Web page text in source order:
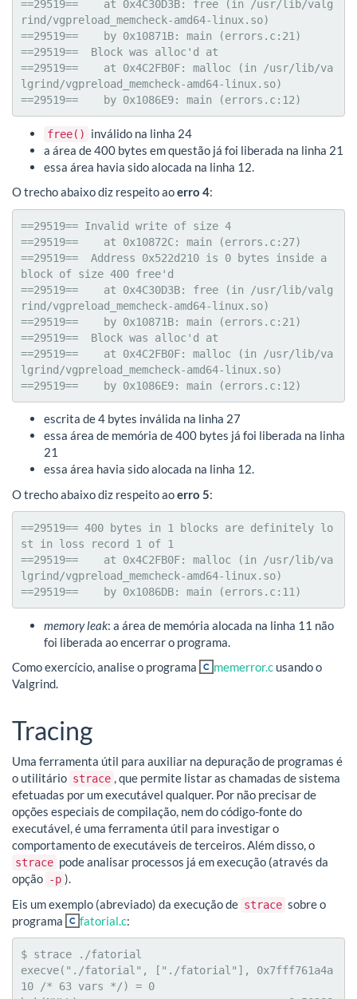
==29519==    at 0x4C30D3B: free (in /usr/lib/valg
rind/vgpreload_memcheck-amd64-linux.so)
==29519==    by 0x10871B: main (errors.c:21)
==29519==  Block was alloc'd at
==29519==    at 0x4C2FB0F: malloc (in /usr/lib/va
lgrind/vgpreload_memcheck-amd64-linux.so)
==29519==    by 0x1086E9: main (errors.c:12)
free()
inválido na linha 24
a área de 400 bytes em questão já foi liberada na linha 21
essa área havia sido alocada na linha 12.
O trecho abaixo diz respeito aoerro 4:
==29519== Invalid write of size 4
==29519==    at 0x10872C: main (errors.c:27)
==29519==  Address 0x522d210 is 0 bytes inside a
block of size 400 free'd
==29519==    at 0x4C30D3B: free (in /usr/lib/valg
rind/vgpreload_memcheck-amd64-linux.so)
==29519==    by 0x10871B: main (errors.c:21)
==29519==  Block was alloc'd at
==29519==    at 0x4C2FB0F: malloc (in /usr/lib/va
lgrind/vgpreload_memcheck-amd64-linux.so)
==29519==    by 0x1086E9: main (errors.c:12)
escrita de 4 bytes inválida na linha 27
essa área de memória de 400 bytes já foi liberada na linha
21
essa área havia sido alocada na linha 12.
O trecho abaixo diz respeito aoerro 5:
==29519== 400 bytes in 1 blocks are definitely lo
st in loss record 1 of 1
==29519==    at 0x4C2FB0F: malloc (in /usr/lib/va
lgrind/vgpreload_memcheck-amd64-linux.so)
==29519==    by 0x1086DB: main (errors.c:11)
memory leak: a área de memória alocada na linha 11 não
foi liberada ao encerrar o programa.
Como exercício, analise o programa
memerror.c usando o
Valgrind.
Tracing
Uma ferramenta útil para auxiliar na depuração de programas é
o utilitário strace , que permite listar as chamadas de sistema
efetuadas por um executável qualquer. Por não precisar de
opções especiais de compilação, nem do código-fonte do
executável, é uma ferramenta útil para investigar o
comportamento de executáveis de terceiros. Além disso, o
strace pode analisar processos já em execução (através da
opção -p ).
Eis um exemplo (abreviado) da execução de strace sobre o
programa
fatorial.c:
$ strace ./fatorial
execve("./fatorial", ["./fatorial"], 0x7fff761a4a
10 /* 63 vars */) = 0